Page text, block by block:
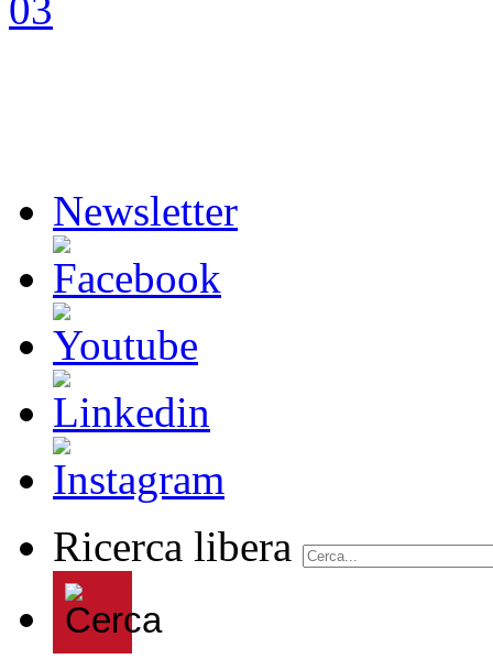
Newsletter
Ricerca libera